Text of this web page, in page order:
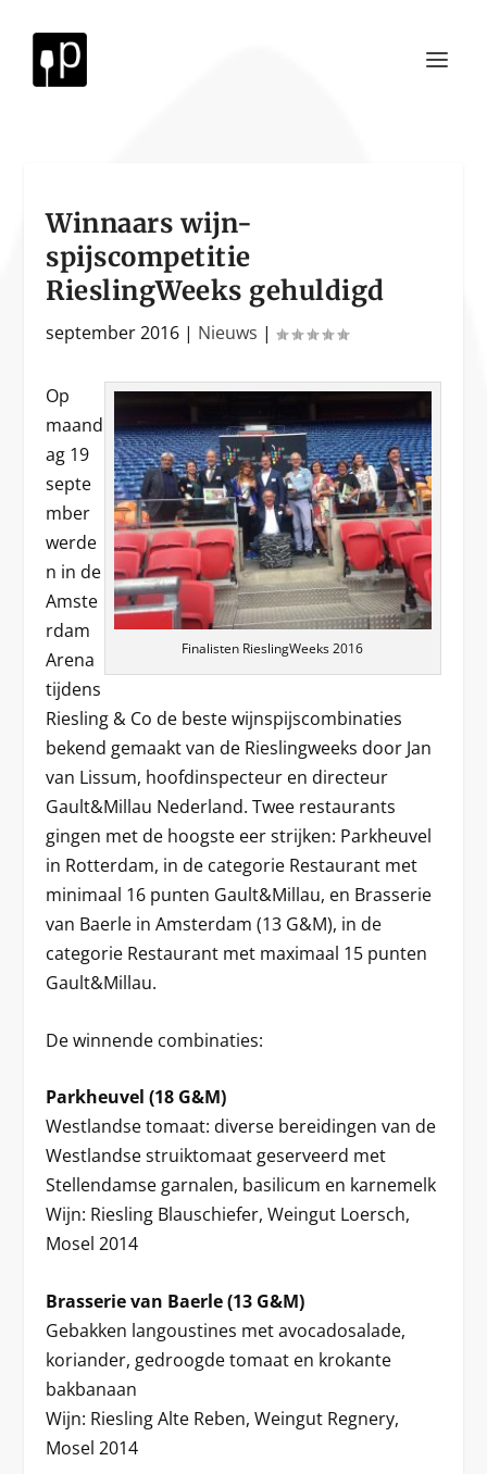
Winnaars wijn-
spijscompetitie
RieslingWeeks gehuldigd
september 2016 | Nieuws |
Finalisten RieslingWeeks 2016
Op
maand
ag 19
septe
mber
werde
n in de
Amste
rdam
Arena
tijdens
Riesling & Co de beste wijnspijscombinaties
bekend gemaakt van de Rieslingweeks door Jan
van Lissum, hoofdinspecteur en directeur
Gault&Millau Nederland. Twee restaurants
gingen met de hoogste eer strijken: Parkheuvel
in Rotterdam, in de categorie Restaurant met
minimaal 16 punten Gault&Millau, en Brasserie
van Baerle in Amsterdam (13 G&M), in de
categorie Restaurant met maximaal 15 punten
Gault&Millau.
De winnende combinaties:
Parkheuvel (18 G&M)
Westlandse tomaat: diverse bereidingen van de
Westlandse struiktomaat geserveerd met
Stellendamse garnalen, basilicum en karnemelk
Wijn: Riesling Blauschiefer, Weingut Loersch,
Mosel 2014
Brasserie van Baerle (13 G&M)
Gebakken langoustines met avocadosalade,
koriander, gedroogde tomaat en krokante
bakbanaan
Wijn: Riesling Alte Reben, Weingut Regnery,
Mosel 2014